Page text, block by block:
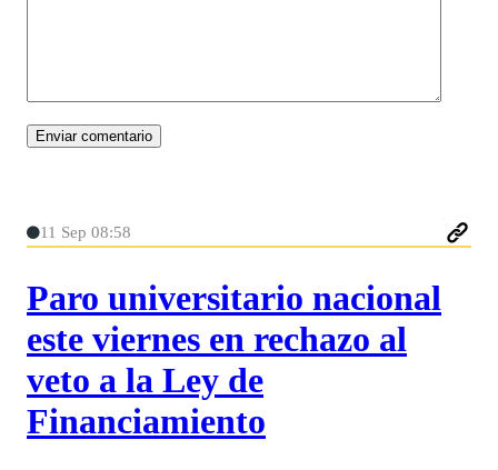
11 Sep 08:58
Paro universitario nacional
este viernes en rechazo al
veto a la Ley de
Financiamiento